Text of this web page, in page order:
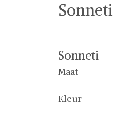
Sonneti
Sonneti
Maat
Kleur